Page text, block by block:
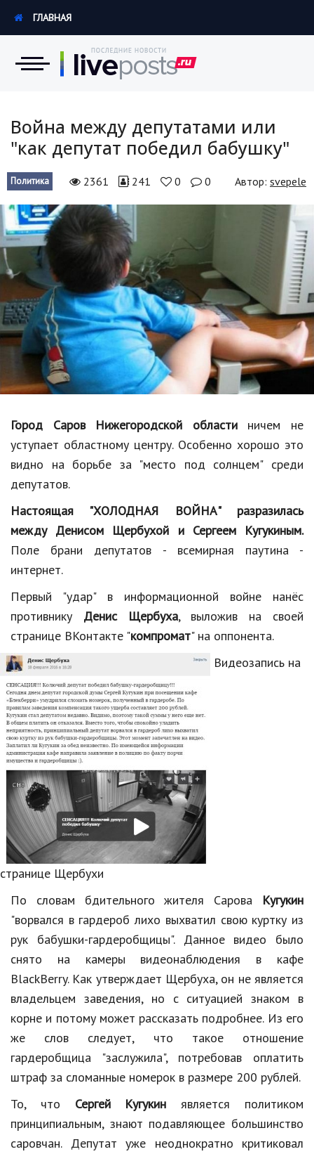
Новости
Экономика
Происшествия
Hi-Tech. Интернет
Россия
Наука и техника
Политика
Образование
В мире
Культура
Спорт
Знаменитости
Статьи
Обзоры
Рецепты
Красота и здоровье
Hi-Tech. Интернет
Авто, мото
Дом и сад
Недвижимость
Спорт и фитнес
Психология и отношения
Творчество и рукоделие
Разное
Работа и бизнес
Животные
Еда и напитки
Праздники и подарки
Кинематограф
Домашние животные
Семья и дети
Путешествия
Строительство
Культура и общество
Мода и стиль
ГЛАВНАЯ
Война между депутатами или
"как депутат победил бабушку"
Политика 2361 241 0 0 Автор: svepele
Город Саров Нижегородской областиничем не
уступает областному центру. Особенно хорошо это
видно на борьбе за "место под солнцем" среди
депутатов.
Настоящая "ХОЛОДНАЯ ВОЙНА" разразилась
между Денисом Щербухой и Сергеем Кугукиным.
Поле брани депутатов - всемирная паутина -
интернет.
Первый "удар" в информационной войне нанёс
противнику Денис Щербуха, выложив на своей
странице ВКонтакте "компромат" на оппонента.
Видеозапись на
странице Щербухи
По словам бдительного жителя Сарова Кугукин
"ворвался в гардероб лихо выхватил свою куртку из
рук бабушки-гардеробщицы". Данное видео было
снято на камеры видеонаблюдения в кафе
BlackBerry. Как утверждает Щербуха, он не является
владельцем заведения, но с ситуацией знаком в
корне и потому может рассказать подробнее. Из его
же слов следует, что такое отношение
гардеробщица "заслужила", потребовав оплатить
штраф за сломанные номерок в размере 200 рублей.
То, что Сергей Кугукин является политиком
принципиальным, знают подавляющее большинство
саровчан. Депутат уже неоднократно критиковал